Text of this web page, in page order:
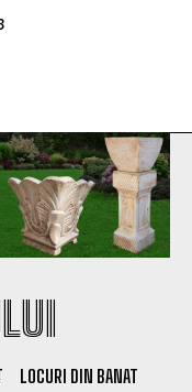
LOCURI DIN BANAT